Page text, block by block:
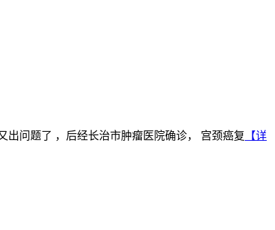
出问题了 ，后经长治市肿瘤医院确诊， 宫颈癌复 【详